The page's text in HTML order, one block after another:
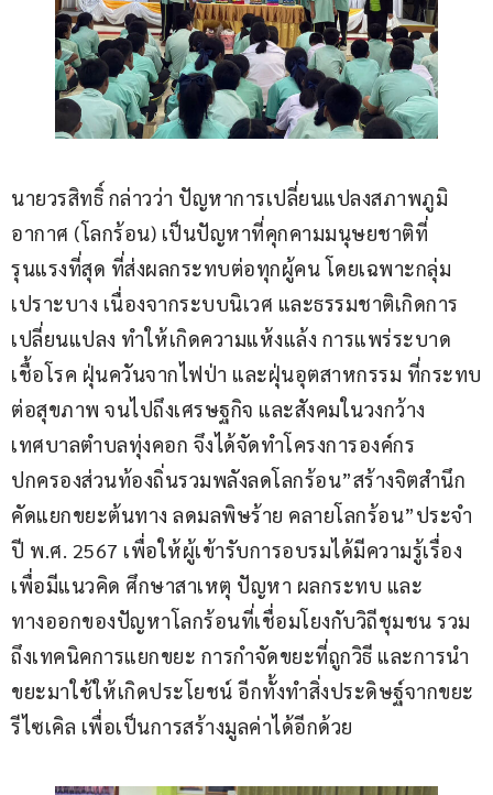
นายวรสิทธิ์ กล่าวว่า ปัญหาการเปลี่ยนแปลงสภาพภูมิ
อากาศ (โลกร้อน) เป็นปัญหาที่คุกคามมนุษยชาติที่
รุนแรงที่สุด ที่ส่งผลกระทบต่อทุกผู้คน โดยเฉพาะกลุ่ม
เปราะบาง เนื่องจากระบบนิเวศ และธรรมชาติเกิดการ
เปลี่ยนแปลง ทำให้เกิดความแห้งแล้ง การแพร่ระบาด
เชื้อโรค ฝุ่นควันจากไฟป่า และฝุ่นอุตสาหกรรม ที่กระทบ
ต่อสุขภาพ จนไปถึงเศรษฐกิจ และสังคมในวงกว้าง
เทศบาลตำบลทุ่งคอก จึงได้จัดทำโครงการองค์กร
ปกครองส่วนท้องถิ่นรวมพลังลดโลกร้อน”สร้างจิตสำนึก
คัดแยกขยะต้นทาง ลดมลพิษร้าย คลายโลกร้อน”ประจำ
ปี พ.ศ. 2567 เพื่อให้ผู้เข้ารับการอบรมได้มีความรู้เรื่อง
เพื่อมีแนวคิด ศึกษาสาเหตุ ปัญหา ผลกระทบ และ
ทางออกของปัญหาโลกร้อนที่เชื่อมโยงกับวิถีชุมชน รวม
ถึงเทคนิคการแยกขยะ การกำจัดขยะที่ถูกวิธี และการนำ
ขยะมาใช้ให้เกิดประโยชน์ อีกทั้งทำสิ่งประดิษฐ์จากขยะ
รีไซเคิล เพื่อเป็นการสร้างมูลค่าได้อีกด้วย